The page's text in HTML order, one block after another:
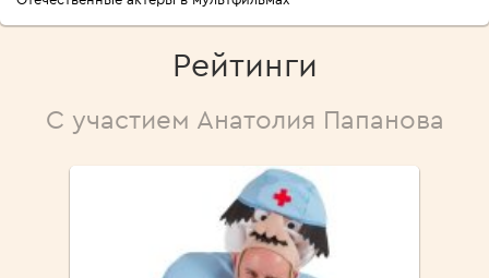
Рейтинги
С участием Анатолия Папанова